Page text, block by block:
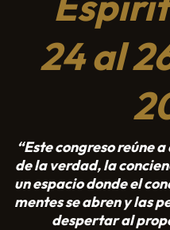
24 al
“Este congreso reúne
de la verdad, la
un espacio donde el
mentes se abren y las
despertar al